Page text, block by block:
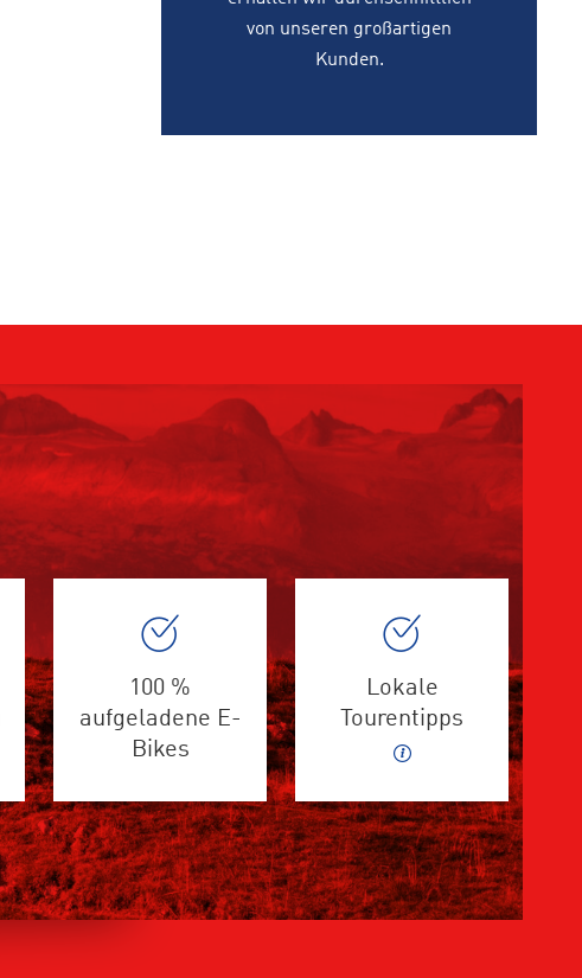
von unseren großartigen
Kunden.
100 %
aufgeladene E-
Bikes
Lokale
Tourentipps